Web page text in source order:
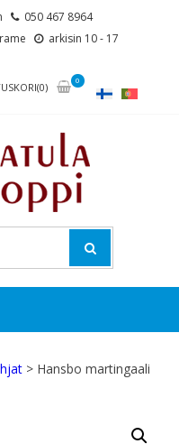
050 467 8964
arkisin 10 - 17
0
> Hansbo martingaali